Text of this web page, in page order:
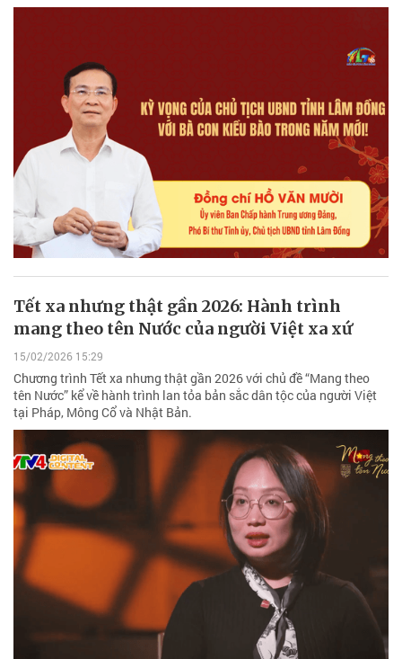
Tết xa nhưng thật gần 2026: Hành trình
mang theo tên Nước của người Việt xa xứ
15/02/2026 15:29
Chương trình Tết xa nhưng thật gần 2026 với chủ đề “Mang theo
tên Nước” kể về hành trình lan tỏa bản sắc dân tộc của người Việt
tại Pháp, Mông Cổ và Nhật Bản.